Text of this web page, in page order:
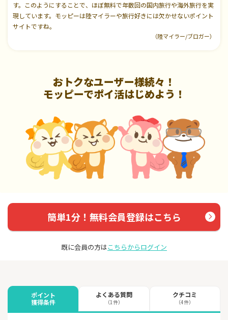
す。このようにすることで、ほぼ無料で年数回の国内旅行や海外旅行を実
現しています。モッピーは陸マイラーや旅行好きには欠かせないポイント
サイトですね。
（陸マイラー/ブロガー）
おトクなユーザー様続々！
モッピーでポイ活はじめよう！
簡単1分！無料会員登録はこちら
既に会員の方はこちらからログイン
ポイント
獲得条件
よくある質問
（1件）
クチコミ
（4件）